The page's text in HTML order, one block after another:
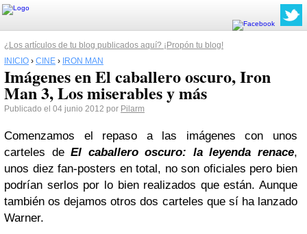
¿Los artículos de tu blog publicados aquí? ¡Propón tu blog!
INICIO › CINE › IRON MAN
Imágenes en El caballero oscuro, Iron
Man 3, Los miserables y más
Publicado el 04 junio 2012 por Pilarm
Comenzamos el repaso a las imágenes con unos
carteles deEl caballero oscuro: la leyenda renace,
unos diez fan-posters en total, no son oficiales pero bien
podrían serlos por lo bien realizados que están. Aunque
también os dejamos otros dos carteles que sí ha lanzado
Warner.